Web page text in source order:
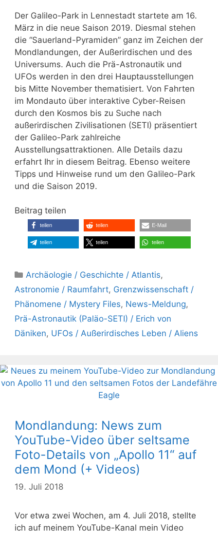
Der Galileo-Park in Lennestadt startete am 16.
März in die neue Saison 2019. Diesmal stehen
die “Sauerland-Pyramiden” ganz im Zeichen der
Mondlandungen, der Außerirdischen und des
Universums. Auch die Prä-Astronautik und
UFOs werden in den drei Hauptausstellungen
bis Mitte November thematisiert. Von Fahrten
im Mondauto über interaktive Cyber-Reisen
durch den Kosmos bis zu Suche nach
außerirdischen Zivilisationen (SETI) präsentiert
der Galileo-Park zahlreiche
Ausstellungsattraktionen. Alle Details dazu
erfahrt Ihr in diesem Beitrag. Ebenso weitere
Tipps und Hinweise rund um den Galileo-Park
und die Saison 2019.
Beitrag teilen
teilen teilen E-Mail
teilen teilen teilen
Kategorien
Archäologie / Geschichte / Atlantis,
Astronomie / Raumfahrt, Grenzwissenschaft /
Phänomene / Mystery Files, News-Meldung,
Prä-Astronautik (Paläo-SETI) / Erich von
Däniken, UFOs / Außerirdisches Leben / Aliens
Mondlandung: News zum
YouTube-Video über seltsame
Foto-Details von „Apollo 11“ auf
dem Mond (+ Videos)
19. Juli 2018
Vor etwa zwei Wochen, am 4. Juli 2018, stellte
ich auf meinem YouTube-Kanal mein Video